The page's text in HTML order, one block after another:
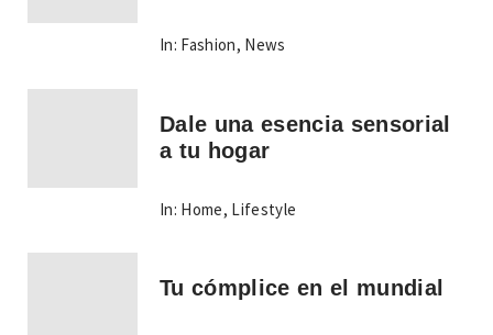
In: Fashion, News
Dale una esencia sensorial
a tu hogar
In: Home, Lifestyle
Tu cómplice en el mundial